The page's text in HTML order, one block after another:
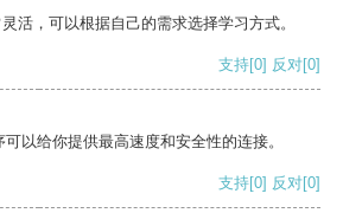
活，可以根据自己的需求选择学习方式。
支持[0] 反对[0]
以给你提供最高速度和安全性的连接。
支持[0] 反对[0]